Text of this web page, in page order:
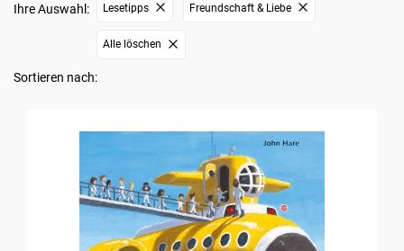
Ihre Auswahl: Lesetipps Freundschaft & Liebe
Alle löschen
Sortieren nach: